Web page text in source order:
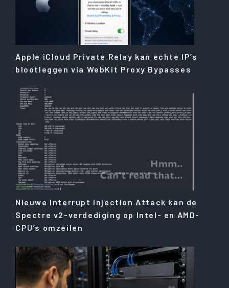
Apple iCloud Private Relay kan echte IP’s
blootleggen via WebKit Proxy Bypasses
Nieuwe Interrupt Injection Attack kan de
Spectre v2-verdediging op Intel- en AMD-
CPU’s omzeilen